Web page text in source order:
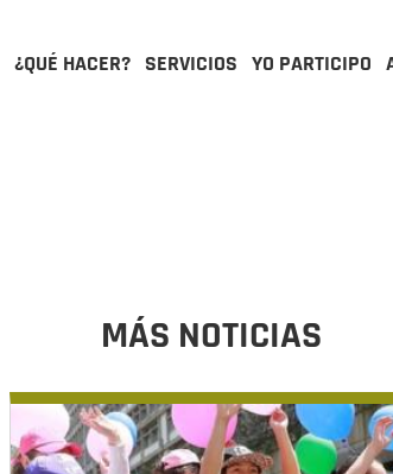
¿QUÉ HACER? SERVICIOS YO PARTICIPO
MÁS NOTICIAS